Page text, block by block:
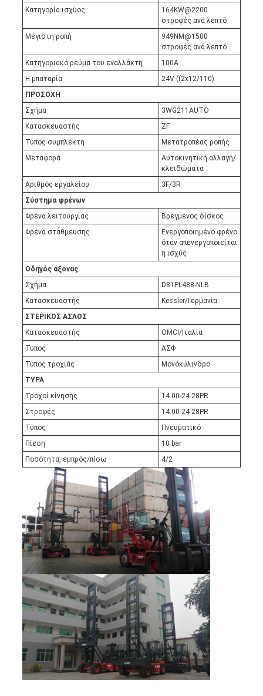
Κατηγορία ισχύος
164KW@2200
στροφές ανά λεπτό
Μέγιστη ροπή
949NM@1500
στροφές ανά λεπτό
Κατηγοριακό ρεύμα του εναλλάκτη
100A
Η μπαταρία
24V ((2x12/110)
ΠΡΟΣΟΧΗ
Σχήμα
3WG211AUTO
Κατασκευαστής
ZF
Τύπος συμπλέκτη
Μετατροπέας ροπής
Μεταφορά
Αυτοκινητική αλλαγή/
κλειδώματα
Αριθμός εργαλείου
3F/3R
Σύστημα φρένων
Φρένα λειτουργίας
Βρεγμένος δίσκος
Φρένα στάθμευσης
Ενεργοποιημένο φρένο
όταν απενεργοποιείται
η ισχύς
Οδηγός άξονας
Σχήμα
D81PL488-NLB
Κατασκευαστής
Kessler/Γερμανία
ΣΤΕΡΙΚΟΣ ΑΣΛΟΣ
Κατασκευαστής
OMCI/Ιταλία
Τύπος
ΑΣΦ
Τύπος τροχιάς
Μονόκύλινδρο
ΤΥΡΑ
Τροχοί κίνησης
14.00-24 28PR
Στροφές
14.00-24 28PR
Τύπος
Πνευματικό
Πίεση
10 bar
Ποσότητα, εμπρός/πίσω
4/2